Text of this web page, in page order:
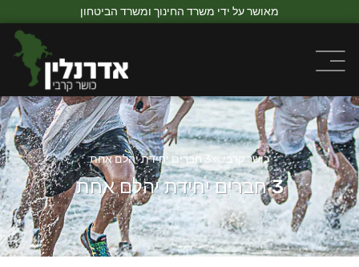
מאושר על ידי משרד החינוך ומשרד הביטחון
כושר קרבי » 3 חברים יחידת יהלם אחת
3 חברים יחידת יהלם אחת